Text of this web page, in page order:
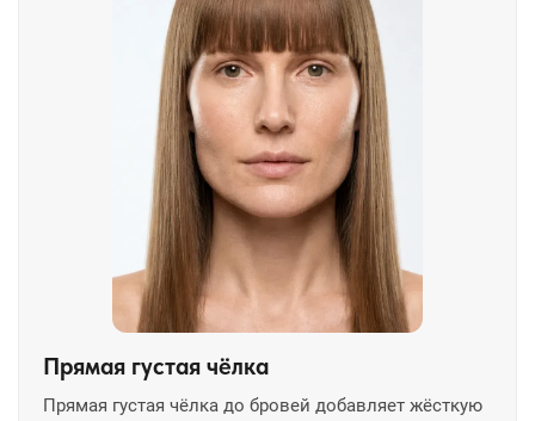
Прямая густая чёлка
Прямая густая чёлка до бровей добавляет жёсткую